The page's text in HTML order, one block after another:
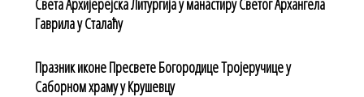
Гаврила у Сталаћу
Празник иконе Пресвете Богородице Тројеручице у
Саборном храму у Крушевцу